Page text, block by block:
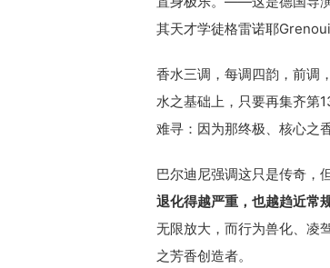
其天才学徒格雷诺耶
香水三调，每调四韵，前调
水之基础上，只要再集齐第
难寻：因为那终极、核心之
巴尔迪尼强调这只是传奇，
退化得越严重，也越趋近常
无限放大，而行为兽化、凌
之芳香创造者。